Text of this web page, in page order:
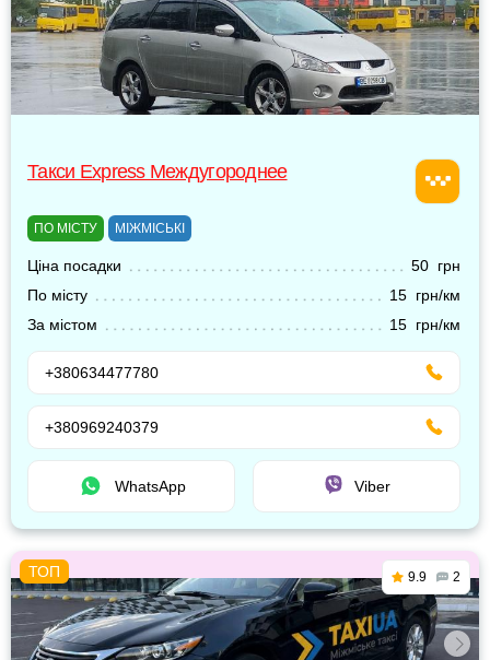
Такси Express Междугороднее
ПО МІСТУ МІЖМІСЬКІ
Ціна посадки
50 грн
По місту
15 грн/км
За містом
15 грн/км
+380634477780
+380969240379
WhatsApp Viber
9.9 2